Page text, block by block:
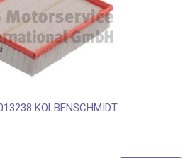
KOLBENSCHMIDT